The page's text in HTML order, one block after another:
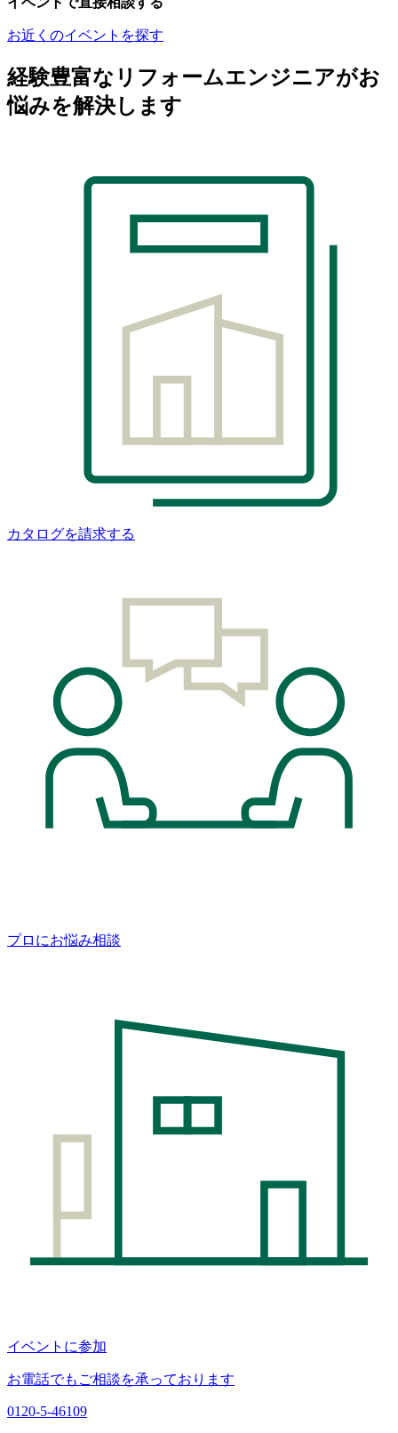
お近くのイベントを探す
経験豊富なリフォームエンジニアがお
悩みを解決します
カタログを請求する
プロにお悩み相談
イベントに参加
お電話でもご相談を承っております
0120-5-46109